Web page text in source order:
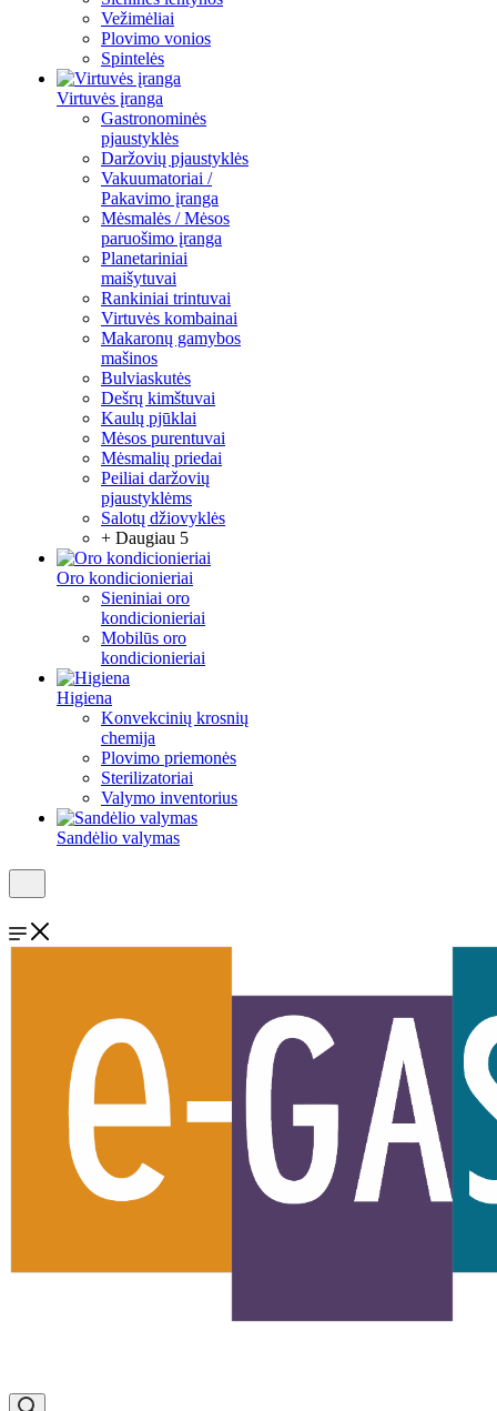
Vežimėliai
Plovimo vonios
Spintelės
Virtuvės įranga
Gastronominės
pjaustyklės
Daržovių pjaustyklės
Vakuumatoriai /
Pakavimo įranga
Mėsmalės / Mėsos
paruošimo įranga
Planetariniai
maišytuvai
Rankiniai trintuvai
Virtuvės kombainai
Makaronų gamybos
mašinos
Bulviaskutės
Dešrų kimštuvai
Kaulų pjūklai
Mėsos purentuvai
Mėsmalių priedai
Peiliai daržovių
pjaustyklėms
Salotų džiovyklės
+ Daugiau 5
Oro kondicionieriai
Sieniniai oro
kondicionieriai
Mobilūs oro
kondicionieriai
Higiena
Konvekcinių krosnių
chemija
Plovimo priemonės
Sterilizatoriai
Valymo inventorius
Sandėlio valymas